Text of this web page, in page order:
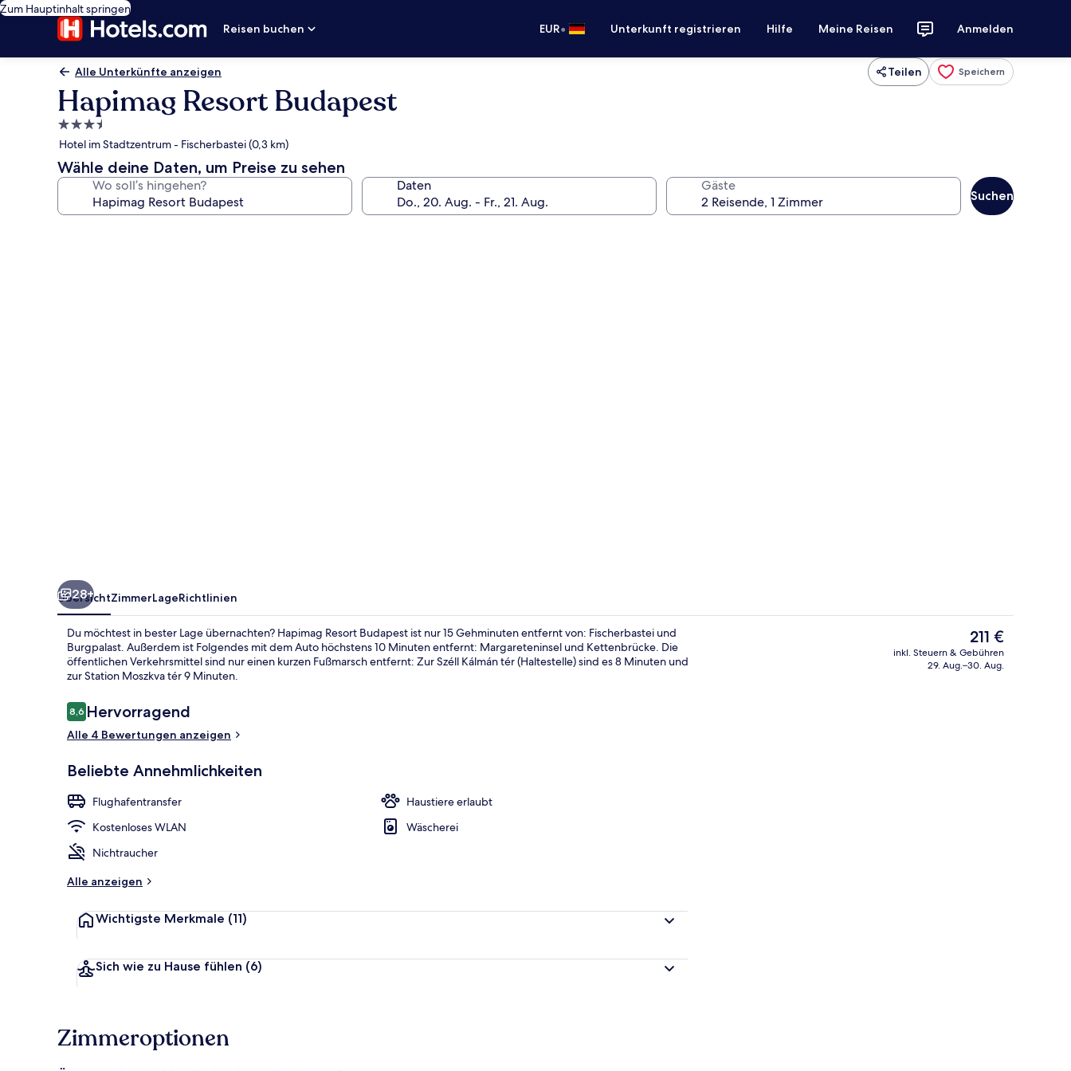
Zum Hauptinhalt springen
Reisen buchen
EUR• Unterkunft registrieren Hilfe Meine Reisen Anmelden
Alle Unterkünfte anzeigen Teilen Speichern
Hapimag Resort Budapest
3.5-
Sterne-
Unterkunft
Hotel im Stadtzentrum - Fischerbastei (0,3 km)
Wähle deine Daten, um Preise zu sehen
Wo soll’s hingehen? Daten Gäste
Suchen
Innenbereich
28+
ÜbersichtZimmerLageRichtlinien
Du möchtest in bester Lage übernachten? Hapimag Resort Budapest ist nur 15 Gehminuten entfernt von: Fischerbastei und
Burgpalast. Außerdem ist Folgendes mit dem Auto höchstens 10 Minuten entfernt: Margareteninsel und Kettenbrücke. Die
öffentlichen Verkehrsmittel sind nur einen kurzen Fußmarsch entfernt: Zur Széll Kálmán tér (Haltestelle) sind es 8 Minuten und
zur Station Moszkva tér 9 Minuten.
Bewertungen
8,68,6 von 10.
Hervorragend
Alle 4 Bewertungen anzeigen
Beliebte Annehmlichkeiten
Flughafentransfer
Haustiere erlaubt
Kostenloses WLAN
Wäscherei
Nichtraucher
Alle anzeigen
Wichtigste Merkmale (11)
Sich wie zu Hause fühlen (6)
Der
aktuelle
Preis
211 €
inkl. Steuern & Gebühren
29. Aug.–30. Aug.
Zimmeroptionen